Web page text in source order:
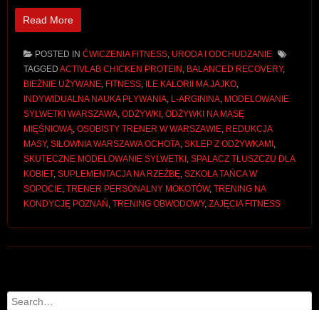
Search
Read More
POSTED IN ĆWICZENIA FITNESS, URODA I ODCHUDZANIE
TAGGED ACTIVLAB CHICKEN PROTEIN , BALANCED RECOVERY,
BIEŻNIE UŻYWANE, FITNESS, ILE KALORII MA JAJKO,
INDYWIDUALNA NAUKA PŁYWANIA, L-ARGININA, MODELOWANIE
SYLWETKI WARSZAWA, ODŻYWKI , ODŻYWKI NA MASĘ
MIĘŚNIOWĄ, OSOBISTY TRENER W WARSZAWIE, REDUKCJA
MASY, SIŁOWNIA WARSZAWA OCHOTA, SKLEP Z ODŻYWKAMI ,
SKUTECZNE MODELOWANIE SYLWETKI , SPALACZ TŁUSZCZU DLA
KOBIET, SUPLEMENTACJA NA RZEŹBĘ, SZKOŁA TAŃCA W
SOPOCIE, TRENER PERSONALNY MOKOTÓW, TRENING NA
KONDYCJĘ POZNAŃ , TRENING OBWODOWY, ZAJĘCIA FITNESS